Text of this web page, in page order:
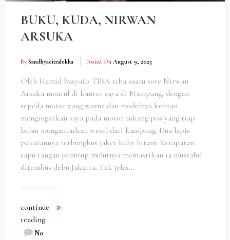
BUKU, KUDA, NIRWAN
ARSUKA
By Sandhyacitralekha Posted On August 9, 2023
Oleh Hamid Basyaib TIBA-tiba suatu sore Nirwan
Arsuka muncul di kantor saya di Mampang, dengan
sepeda motor yang warna dan modelnya kontan
mengingatkan saya pada motor tukang pos yang tiap
bulan mengantarkan wesel dari kampung. Dua lapis
pakaiannya terbungkus jaket kulit hitam. Kerapatan
sapu tangan penutup mulutnya memastikan ia mustahil
ditembus debu Jakarta. Tak jelas…
continue
reading
No